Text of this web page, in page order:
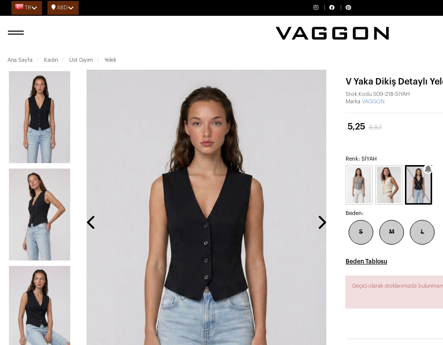
TR ABD
Ana Sayfa Kadın Üst Giyim Yelek
V Yaka Dikiş Detaylı
Stok Kodu 509-218-SİYAH
Marka VAGGON
5,25 8,83
Renk: SİYAH
Beden:
S M L
Beden Tablosu
Geçici olarak stoklarımızda